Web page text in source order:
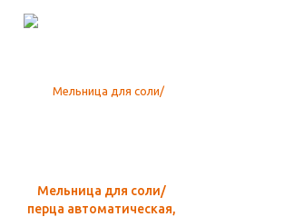
Мельница для соли/
перца автоматическая,